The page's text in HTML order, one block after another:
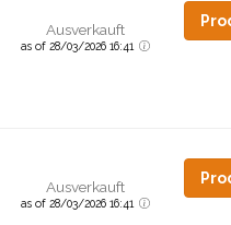
Ausverkauft
as of 28/03/2026 16:41
Ausverkauft
as of 28/03/2026 16:41